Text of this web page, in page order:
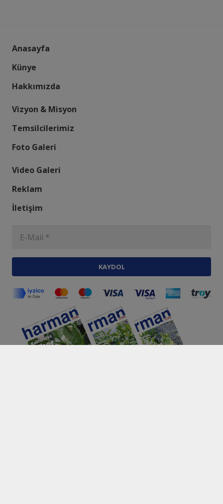
Anasayfa
Künye
Hakkımızda
Vizyon & Misyon
Temsilcilerimiz
Foto Galeri
Video Galeri
Reklam
İletişim
KAYDOL